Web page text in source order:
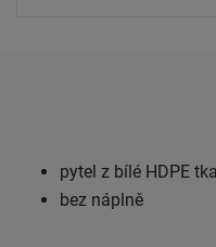
pytel z bílé HDPE
bez náplně